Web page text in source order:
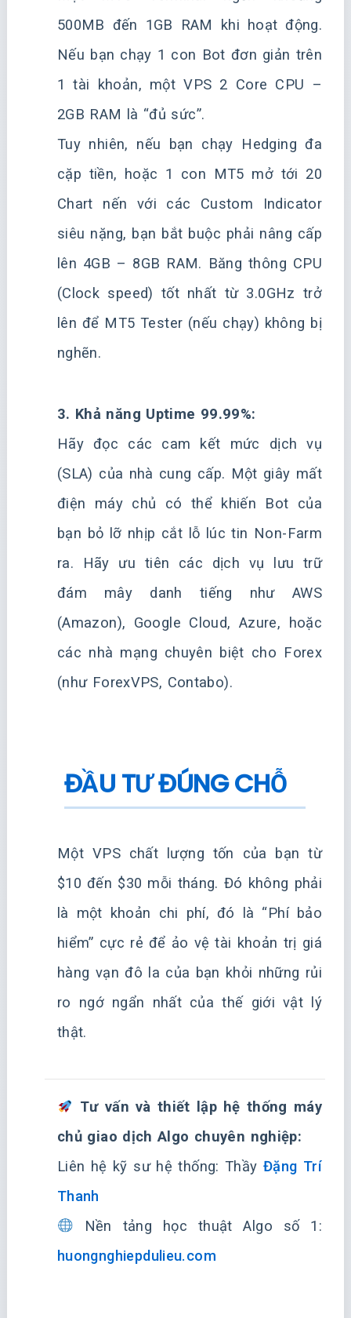
500MB đến 1GB RAM khi hoạt động.
Nếu bạn chạy 1 con Bot đơn giản trên
1 tài khoản, một VPS 2 Core CPU –
2GB RAM là “đủ sức”.
Tuy nhiên, nếu bạn chạy Hedging đa
cặp tiền, hoặc 1 con MT5 mở tới 20
Chart nến với các Custom Indicator
siêu nặng, bạn bắt buộc phải nâng cấp
lên 4GB – 8GB RAM. Băng thông CPU
(Clock speed) tốt nhất từ 3.0GHz trở
lên để MT5 Tester (nếu chạy) không bị
nghẽn.
3. Khả năng Uptime 99.99%:
Hãy đọc các cam kết mức dịch vụ
(SLA) của nhà cung cấp. Một giây mất
điện máy chủ có thể khiến Bot của
bạn bỏ lỡ nhịp cắt lỗ lúc tin Non-Farm
ra. Hãy ưu tiên các dịch vụ lưu trữ
đám mây danh tiếng như AWS
(Amazon), Google Cloud, Azure, hoặc
các nhà mạng chuyên biệt cho Forex
(như ForexVPS, Contabo).
ĐẦU TƯ ĐÚNG CHỖ
Một VPS chất lượng tốn của bạn từ
$10 đến $30 mỗi tháng. Đó không phải
là một khoản chi phí, đó là “Phí bảo
hiểm” cực rẻ để ảo vệ tài khoản trị giá
hàng vạn đô la của bạn khỏi những rủi
ro ngớ ngẩn nhất của thế giới vật lý
thật.
Tư vấn và thiết lập hệ thống máy
chủ giao dịch Algo chuyên nghiệp:
Liên hệ kỹ sư hệ thống: Thầy Đặng Trí
Thanh
Nền tảng học thuật Algo số 1:
huongnghiepdulieu.com